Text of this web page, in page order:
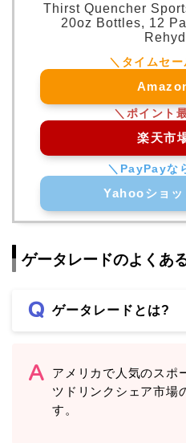
Thirst Quencher
20oz Bottles, 12
楽天市
Yahooショッ
ゲータレードのよくあ
ゲータレードとは?
アメリカで人気のスポ
ツドリンクシェア市場
す。